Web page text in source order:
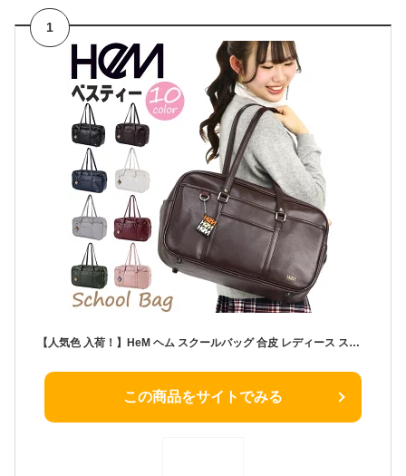
1
【人気色 入荷！】HeM ヘム スクールバッグ 合皮 レディース スクバ ボストン ボストンバッグ バッグ カバン スクールボストン 中学生 高校生 学生 合成皮革 合皮バッグ 大人っぽい おしゃれ 手提げ 手提げかばん ブラック 黒 A4 ベスティー 39-72000
この商品をサイトでみる